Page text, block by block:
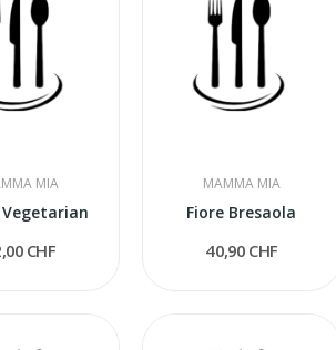
MIA
CHF
MAMMA MIA
Fiore Bresaola
40,90 CHF